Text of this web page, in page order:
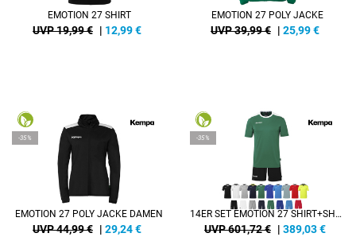
EMOTION 27 SHIRT
UVP 19,99 € | 12,99€
EMOTION 27 POLY JACKE
UVP 39,99 € | 25,99€
-35%
EMOTION 27 POLY JACKE DAMEN
UVP 44,99 € | 29,24€
-35%
14ER SET EMOTION 27 SHIRT+SHORT KINDER INKL. DRUCK
UVP 601,72 € | 389,03€